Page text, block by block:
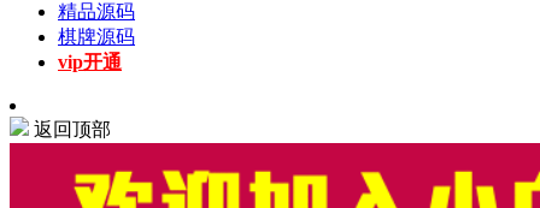
精品源码
棋牌源码
vip开通
返回顶部